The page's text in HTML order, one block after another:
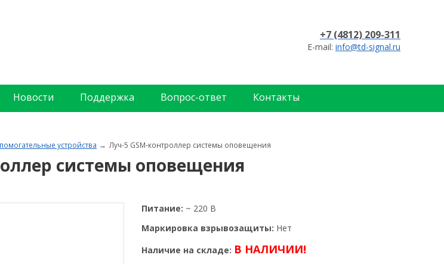
+7 (4812) 209-311
E-mail: info@td-signal.ru
Новости Поддержка Вопрос-ответ Контакты
устройства Луч-5 GSM-контроллер системы оповещения
системы оповещения
Питание: ~ 220 В
Маркировка взрывозащиты: Нет
Наличие на складе: В НАЛИЧИИ!